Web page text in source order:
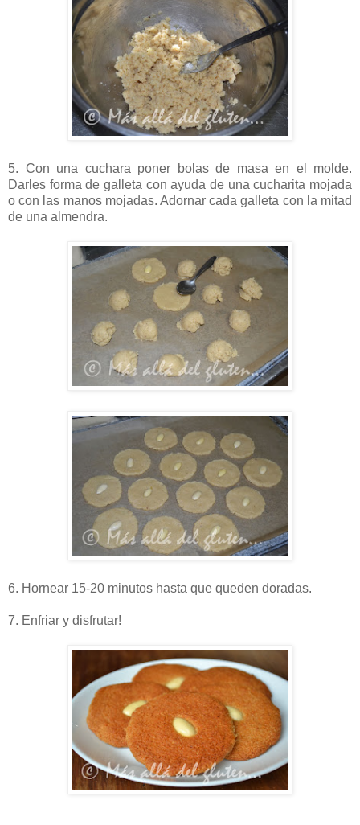
5. Con una cuchara poner bolas de masa en el molde.
Darles forma de galleta con ayuda de una cucharita mojada
o con las manos mojadas. Adornar cada galleta con la mitad
de una almendra.
6. Hornear 15-20 minutos hasta que queden doradas.
7. Enfriar y disfrutar!